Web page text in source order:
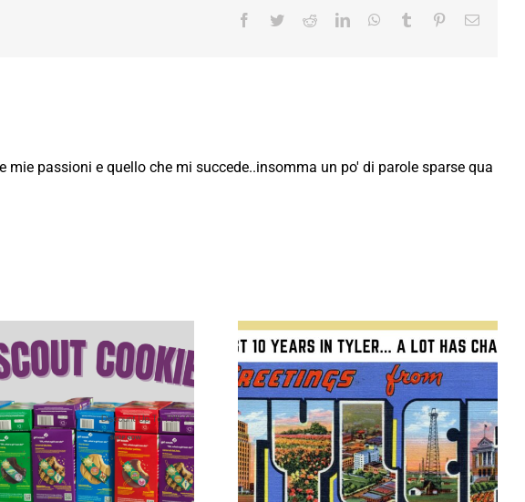
Facebook
TwitterRedditLinkedInWhatsApp
Tumblr PinterestEmail
passioni e quello che mi succede..insomma un po' di parole sparse qua